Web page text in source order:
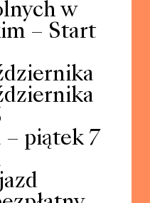
w
– Start
– piątek 7